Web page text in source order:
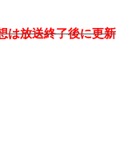
は放送終了後に更新